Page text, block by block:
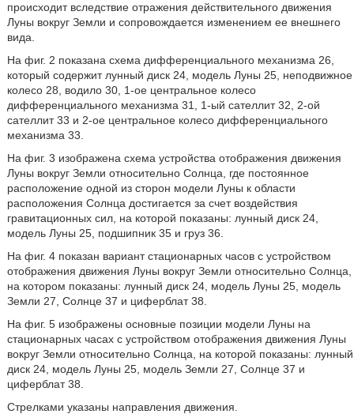
происходит вследствие отражения действительного движения
Луны вокруг Земли и сопровождается изменением ее внешнего
вида.
На фиг. 2 показана схема дифференциального механизма 26,
который содержит лунный диск 24, модель Луны 25, неподвижное
колесо 28, водило 30, 1-ое центральное колесо
дифференциального механизма 31, 1-ый сателлит 32, 2-ой
сателлит 33 и 2-ое центральное колесо дифференциального
механизма 33.
На фиг. 3 изображена схема устройства отображения движения
Луны вокруг Земли относительно Солнца, где постоянное
расположение одной из сторон модели Луны к области
расположения Солнца достигается за счет воздействия
гравитационных сил, на которой показаны: лунный диск 24,
модель Луны 25, подшипник 35 и груз 36.
На фиг. 4 показан вариант стационарных часов с устройством
отображения движения Луны вокруг Земли относительно Солнца,
на котором показаны: лунный диск 24, модель Луны 25, модель
Земли 27, Солнце 37 и циферблат 38.
На фиг. 5 изображены основные позиции модели Луны на
стационарных часах с устройством отображения движения Луны
вокруг Земли относительно Солнца, на которой показаны: лунный
диск 24, модель Луны 25, модель Земли 27, Солнце 37 и
циферблат 38.
Стрелками указаны направления движения.